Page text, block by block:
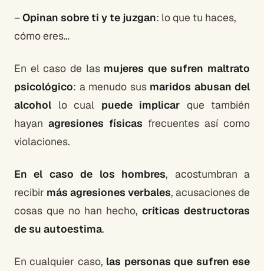
–Opinan sobre ti y te juzgan: lo que tu haces,
cómo eres…
En el caso de lasmujeres que sufren maltrato
psicológico: a menudo sus maridos abusan del
alcohol lo cual puede implicar que también
hayan agresiones físicas frecuentes así como
violaciones.
En el caso de los hombres, acostumbran a
recibir más agresiones verbales, acusaciones de
cosas que no han hecho, críticas destructoras
de su autoestima.
En cualquier caso, las personas que sufren ese